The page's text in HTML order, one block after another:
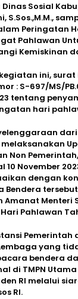
Sosial
S.Sos.,M.M.,
Peringatan
Pahlawan
Kemiskinan
ini, surat
: S-697/MS/
tentang
hari
dari
Non
November
dengan
Amanat Menteri
Pahlawan
Pemerintah
yang
bendera
di TMPN
RI melalui
RI.